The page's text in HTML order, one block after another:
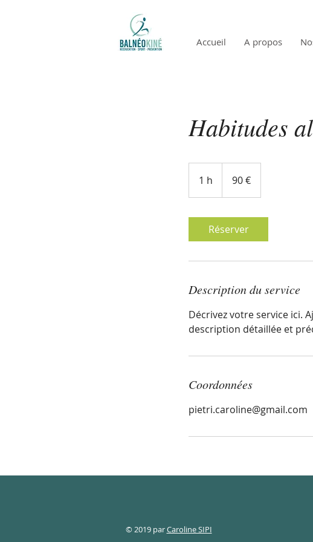
Accueil A propos
Habitudes
1 h 90 €
Réserver
Description du service
Décrivez votre service ici.
description détaillée et
Coordonnées
pietri.caroline@gmail.com
© 2019 parCaroline SIPI